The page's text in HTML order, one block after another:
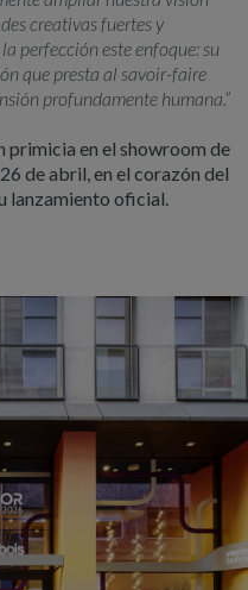
creativas fuertes y
perfección este enfoque: su
que presta al savoir-faire
profundamente humana.”
primicia en el showroom de
de abril, en el corazón del
lanzamiento oficial.